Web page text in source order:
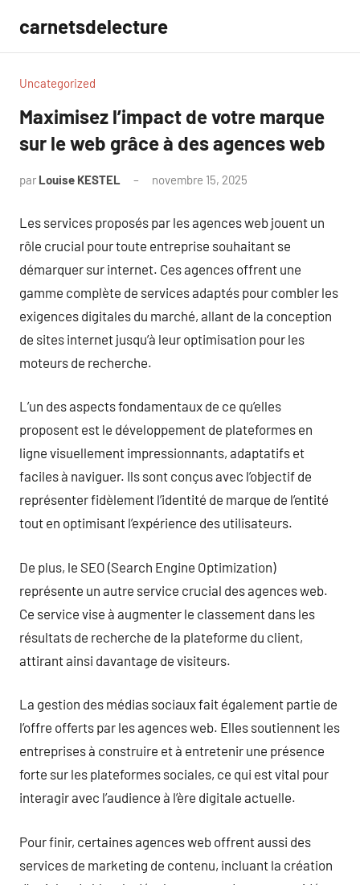
contenu
carnetsdelecture
Uncategorized
Maximisez l’impact de votre marque
sur le web grâce à des agences web
par Louise KESTEL novembre 15, 2025
Les services proposés par les agences web jouent un
rôle crucial pour toute entreprise souhaitant se
démarquer sur internet. Ces agences offrent une
gamme complète de services adaptés pour combler les
exigences digitales du marché, allant de la conception
de sites internet jusqu’à leur optimisation pour les
moteurs de recherche.
L’un des aspects fondamentaux de ce qu’elles
proposent est le développement de plateformes en
ligne visuellement impressionnants, adaptatifs et
faciles à naviguer. Ils sont conçus avec l’objectif de
représenter fidèlement l’identité de marque de l’entité
tout en optimisant l’expérience des utilisateurs.
De plus, le SEO (Search Engine Optimization)
représente un autre service crucial des agences web.
Ce service vise à augmenter le classement dans les
résultats de recherche de la plateforme du client,
attirant ainsi davantage de visiteurs.
La gestion des médias sociaux fait également partie de
l’offre offerts par les agences web. Elles soutiennent les
entreprises à construire et à entretenir une présence
forte sur les plateformes sociales, ce qui est vital pour
interagir avec l’audience à l’ère digitale actuelle.
Pour finir, certaines agences web offrent aussi des
services de marketing de contenu, incluant la création